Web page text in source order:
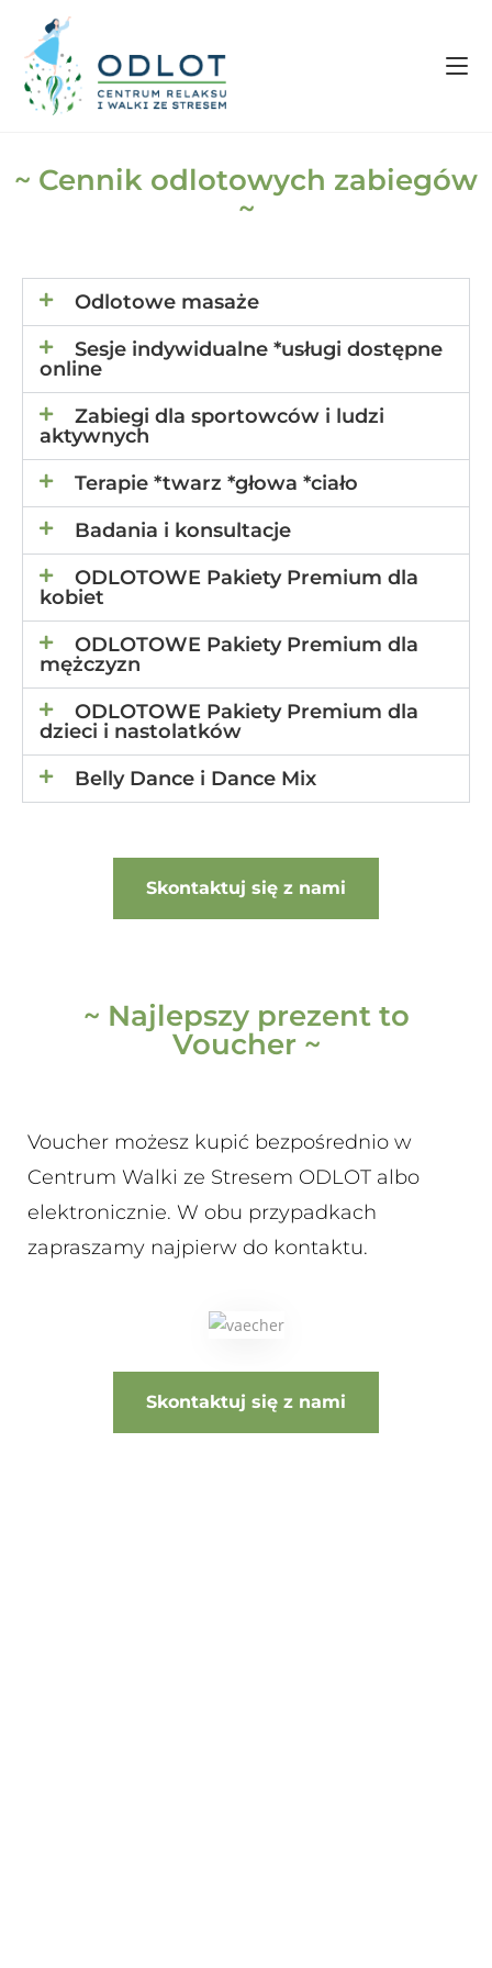
~ Cennik odlotowych zabiegów
~
Odlotowe masaże
Sesje indywidualne *usługi dostępne
online
Zabiegi dla sportowców i ludzi
aktywnych
Terapie *twarz *głowa *ciało
Badania i konsultacje
ODLOTOWE Pakiety Premium dla
kobiet
ODLOTOWE Pakiety Premium dla
mężczyzn
ODLOTOWE Pakiety Premium dla
dzieci i nastolatków
Belly Dance i Dance Mix
Skontaktuj się z nami
~ Najlepszy prezent to
Voucher ~
Voucher możesz kupić bezpośrednio w
Centrum Walki ze Stresem ODLOT albo
elektronicznie. W obu przypadkach
zapraszamy najpierw do kontaktu.
Skontaktuj się z nami